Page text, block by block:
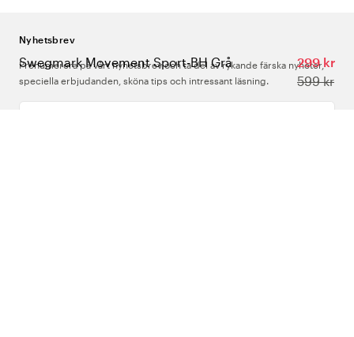
Swegmark Movement Sport-BH Grå
299 kr
599 kr
Nyhetsbrev
Prenumerera på vårt nyhetsbrev och ta del av rykande färska nyheter,
speciella erbjudanden, sköna tips och intressant läsning.
Ange din e-postadress